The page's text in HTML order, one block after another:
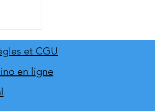
et CGU
en ligne